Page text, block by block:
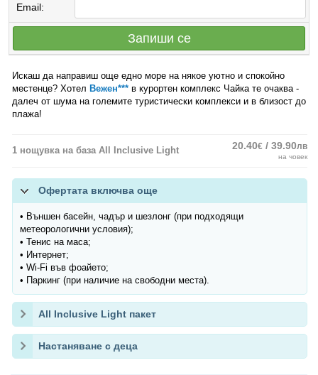
Email:
Запиши се
Искаш да направиш още едно море на някое уютно и спокойно
местенце? Хотел Вежен*** в курортен комплекс Чайка те очаква -
далеч от шума на големите туристически комплекси и в близост до
плажа!
1 нощувка на база All Inclusive Light 20.40€ / 39.90лв
на човек
Офертата включва още
• Външен басейн, чадър и шезлонг (при подходящи
метеорологични условия);
• Тенис на маса;
• Интернет;
• Wi-Fi във фоайето;
• Паркинг (при наличие на свободни места).
All Inclusive Light пакет
Настаняване с деца